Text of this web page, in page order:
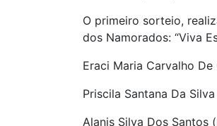
O primeiro sorteio,
dos Namorados: “Viva
Eraci Maria Carvalho
Priscila Santana Da
Alanis Silva Dos Santos